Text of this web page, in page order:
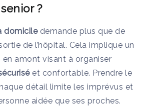
?
domiciledemande plus que de
de l’hôpital. Cela implique un
en amont visant à organiser
et confortable. Prendre le
détail limite les imprévus et
aidée que ses proches.